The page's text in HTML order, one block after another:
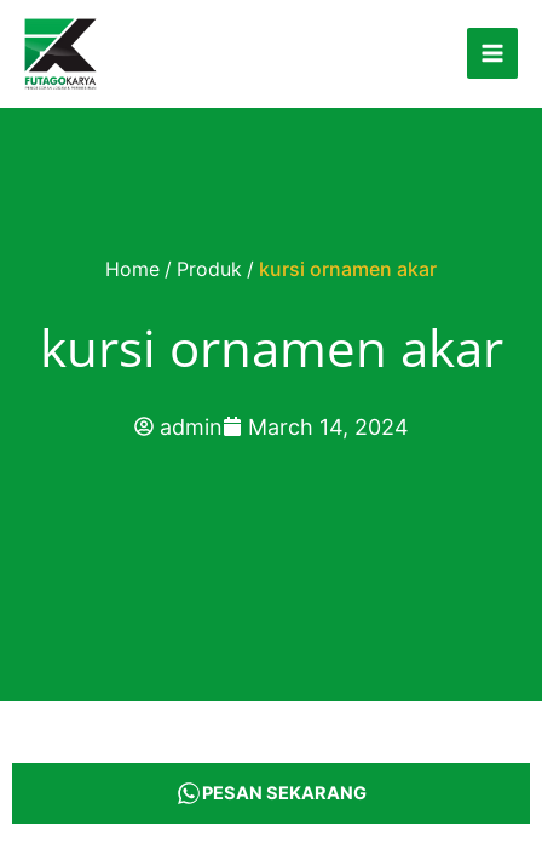
Skip to content
Home / Produk / kursi ornamen akar
kursi ornamen akar
admin March 14, 2024
PESAN SEKARANG